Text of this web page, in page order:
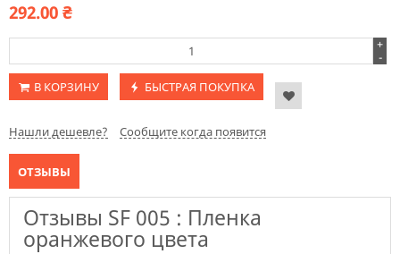
292.00₴
+
-
В КОРЗИНУ
БЫСТРАЯ ПОКУПКА
Нашли дешевле? Сообщите когда появится
ОТЗЫВЫ
Отзывы SF 005 : Пленка
оранжевого цвета